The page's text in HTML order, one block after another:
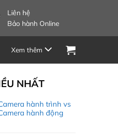
Liên hệ
Bảo hành Online
NHẤT
hành trình vs
hành động